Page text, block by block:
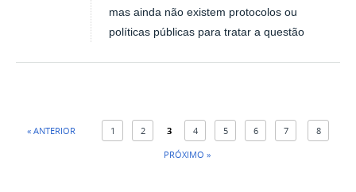
mas ainda não existem protocolos ou
políticas públicas para tratar a questão
« ANTERIOR 1 2 3 4 5 6 7
8
PRÓXIMO »